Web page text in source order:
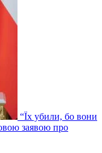
“Їх убили, бо вони
заявою про